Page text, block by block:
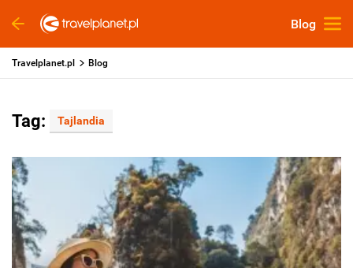
Blog
Travelplanet.pl Blog
Tag: Tajlandia